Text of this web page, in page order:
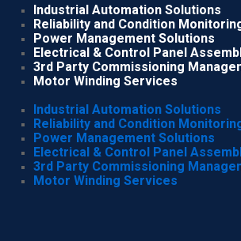
Industrial Automation Solutions
Reliability and Condition
Power Management Solutions
Electrical & Control Panel
3rd Party Commissioning
Motor Winding Services
Industrial Automation Solutions
Reliability and Condition
Power Management Solutions
Electrical & Control Panel
3rd Party Commissioning
Motor Winding Services